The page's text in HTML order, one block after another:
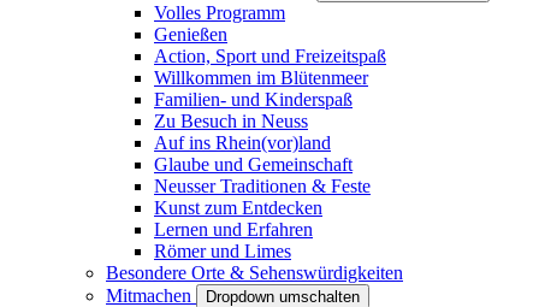
Volles Programm
Genießen
Action, Sport und Freizeitspaß
Willkommen im Blütenmeer
Familien- und Kinderspaß
Zu Besuch in Neuss
Auf ins Rhein(vor)land
Glaube und Gemeinschaft
Neusser Traditionen & Feste
Kunst zum Entdecken
Lernen und Erfahren
Römer und Limes
Besondere Orte & Sehenswürdigkeiten
Mitmachen
Dropdown umschalten